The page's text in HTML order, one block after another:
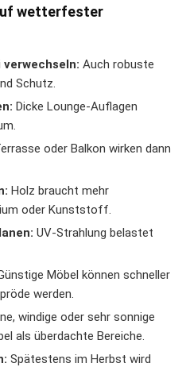
wetterfester
Auch robuste
Schutz.
Dicke Lounge-Auflagen
oder Balkon wirken dann
Holz braucht mehr
oder Kunststoff.
UV-Strahlung belastet
Möbel können schneller
werden.
windige oder sehr sonnige
als überdachte Bereiche.
Spätestens im Herbst wird